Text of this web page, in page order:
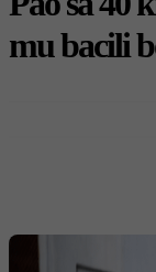
mu bacili